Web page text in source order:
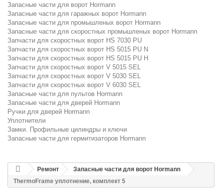
Запасные части для ворот Hormann
Запасные части для гаражных ворот Hormann
Запасные части для промышленых ворот Hormann
Запасные части для скоростных промышленых ворот Hormann
Запчасти для скоростных ворот HS 7030 PU
Запчасти для скоростных ворот HS 5015 PU N
Запчасти для скоростных ворот HS 5015 PU H
Запчасти для скоростных ворот V 5015 SEL
Запчасти для скоростных ворот V 5030 SEL
Запчасти для скоростных ворот V 6030 SEL
Запасные части для пультов Hormann
Запасные части для дверей Hormann
Ручки для дверей Hormann
Уплотнители
Замки. Профильные цилиндры и ключи
Запасные части для гермитизаторов Hormann
Ремонт
Запасные части для ворот Hormann
ThermoFrame уплотнение, комплект 5